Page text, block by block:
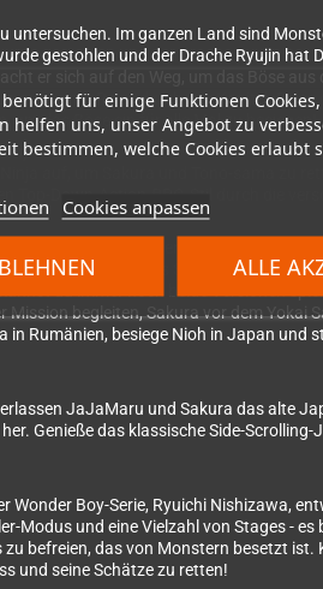
für einige Funktionen
helfen uns, unser Angebot zu
bestimmen, welche Cookies erlaubt
Cookies anpassen
ALLE
Im ganzen Land sind
gestohlen und der Drache Ryujin
er sich auf den Weg, um das Böse aus
auf seiner Reise durch vier Kapitel.
um das Böse ein für alle Mal zu besiegen!
auf, um Sakura und Tono-sama zu
Down-Action-RPG-Stil durch die
und wegen unserer großen
nostalgisches Spielerlebnis zu
du immer noch beide Versionen
begleiten, Sakura vor dem Yokai
Rumänien, besiege Nioh in Japan und
JaJaMaru und Sakura das alte
Genieße das klassische Side-
Wonder Boy-Serie, Ryuichi Nishizawa,
Modus und eine Vielzahl von Stages -
befreien, das von Monstern besetzt
und seine Schätze zu retten!